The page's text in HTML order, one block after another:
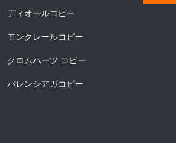
ディオールコピー
モンクレールコピー
クロムハーツ コピー
バレンシアガコピー